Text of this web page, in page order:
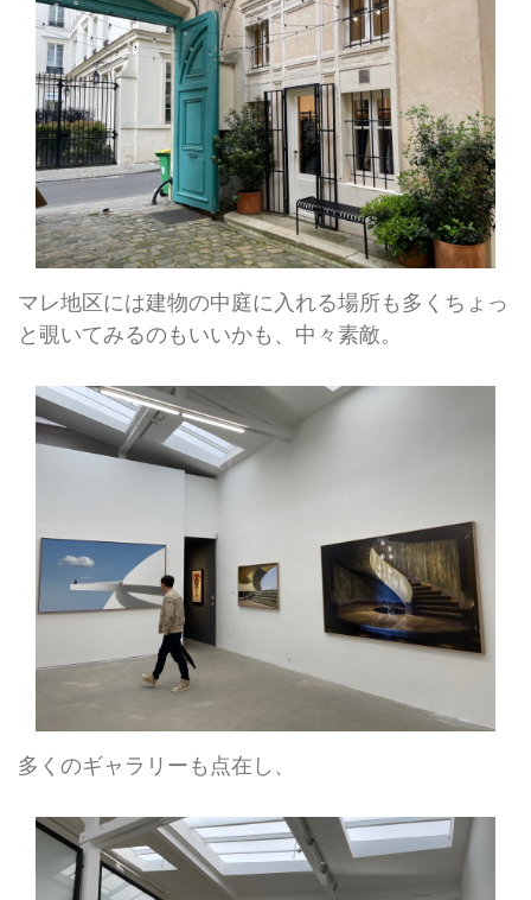
マレ地区には建物の中庭に入れる場所も多くちょっ
と覗いてみるのもいいかも、中々素敵。
多くのギャラリーも点在し、